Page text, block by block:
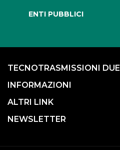
ENTI PUBBLICI
TECNOTRASMISSIONI DUE
INFORMAZIONI
ALTRI LINK
NEWSLETTER